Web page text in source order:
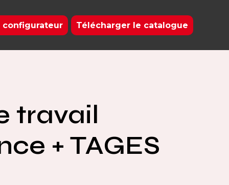
configurateur Télécharger le catalogue
travail
+ TAGES